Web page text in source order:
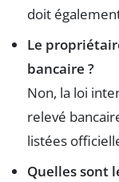
doit
Le
bancaire ?
Non, la loi
relevé
listées
Quelles sont